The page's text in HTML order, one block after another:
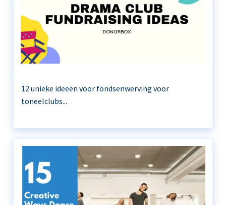
12 unieke ideeën voor fondsenwerving voor
toneelclubs...